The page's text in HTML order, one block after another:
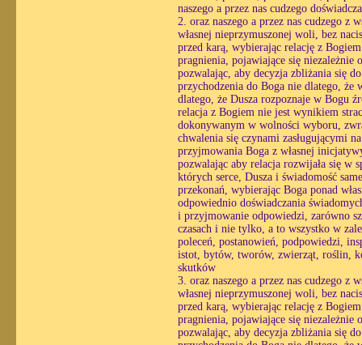
naszego a przez nas cudzego
2. oraz naszego a przez nas cudzego
własnej nieprzymuszonej woli, bez
przed karą, wybierając relację z
pragnienia, pojawiające się
pozwalając, aby decyzja zbliżania się
przychodzenia do Boga nie dlatego, że
dlatego, że Dusza rozpoznaje w Bogu
relacja z Bogiem nie jest wynikiem
dokonywanym w wolności wyboru,
chwalenia się czynami zasługującymi
przyjmowania Boga z własnej
pozwalając aby relacja rozwijała się w
których serce, Dusza i świadomość
przekonań, wybierając Boga ponad
odpowiednio doświadczania
i przyjmowanie odpowiedzi, zarówno
czasach i nie tylko, a to wszystko w
poleceń, postanowień, podpowiedzi,
istot, bytów, tworów, zwierząt, roślin,
skutków
3. oraz naszego a przez nas cudzego
własnej nieprzymuszonej woli, bez
przed karą, wybierając relację z
pragnienia, pojawiające się
pozwalając, aby decyzja zbliżania się